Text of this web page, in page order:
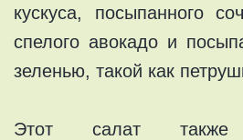
кускуса, посыпанного
спелого авокадо и
зеленью, такой как
Этот салат также